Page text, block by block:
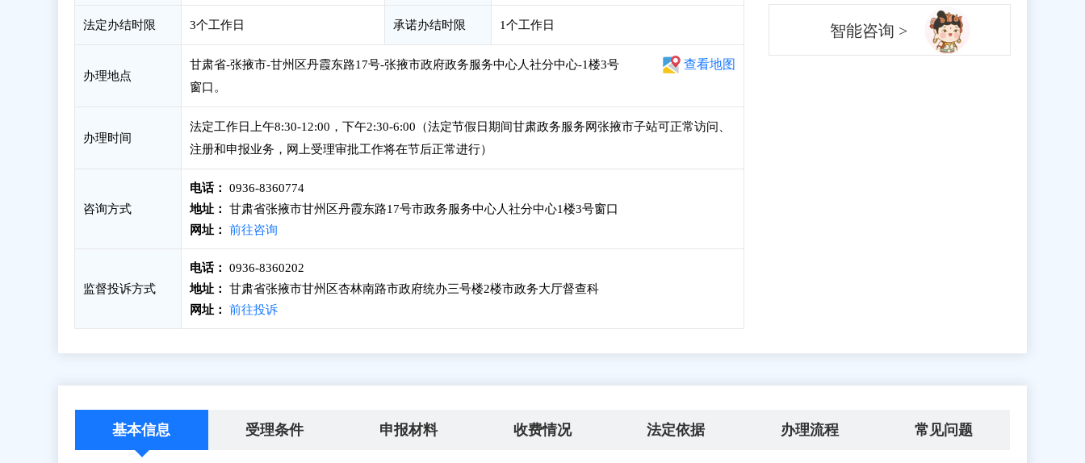
法定办结时限 3个工作日 承诺办结时限 1个工作日
办理地点
甘肃省-张掖市-甘州区丹霞东路17号-张掖市政府政务服务中心人社分中心-1楼3号
窗口。
查看地图
办理时间
法定工作日上午8:30-12:00，下午2:30-6:00（法定节假日期间甘肃政务服务网张掖市子站可正常访问、
注册和申报业务，网上受理审批工作将在节后正常进行）
咨询方式
电话：
0936-8360774
地址：
甘肃省张掖市甘州区丹霞东路17号市政务服务中心人社分中心1楼3号窗口
网址：
前往咨询
监督投诉方式
电话：
0936-8360202
地址：
甘肃省张掖市甘州区杏林南路市政府统办三号楼2楼市政务大厅督查科
网址：
前往投诉
智能咨询 >
基本信息 受理条件 申报材料 收费情况 法定依据 办理流程 常见问题